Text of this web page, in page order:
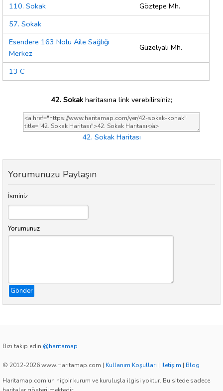
110. Sokak
Göztepe Mh.
57. Sokak
Esendere 163 Nolu Aile Sağlığı
Merkez
Güzelyalı Mh.
13 C
42. Sokak haritasına link verebilirsiniz;
42. Sokak Haritası
Yorumunuzu Paylaşın
İsminiz
Yorumunuz
Gönder
Bizi takip edin @haritamap
© 2012-2026 www.Haritamap.com | Kullanım Koşulları | İletişim | Blog
Haritamap.com'un hiçbir kurum ve kuruluşla ilgisi yoktur. Bu sitede sadece